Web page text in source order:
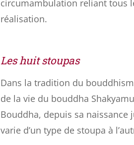
circumambulation reliant tous
réalisation.
Les huit stoupas
Dans la tradition du
de la vie du bouddha
Bouddha, depuis sa naissance
varie d’un type de stoupa à